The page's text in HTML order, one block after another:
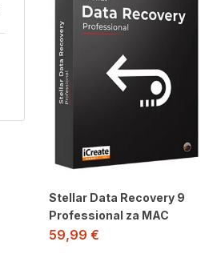
Stellar Data Recovery 9
Professional za MAC
59,99 €